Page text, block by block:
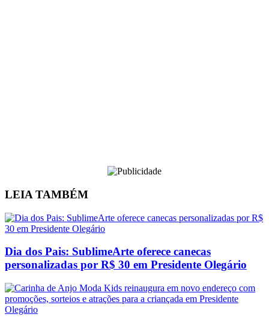
LEIA TAMBÉM
Dia dos Pais: SublimeArte oferece canecas
personalizadas por R$ 30 em Presidente Olegário